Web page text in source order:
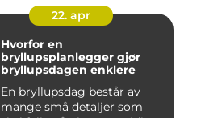
22. apr
Hvorfor en
bryllupsplanlegger gjør
bryllupsdagen enklere
En bryllupsdag består av
mange små detaljer som